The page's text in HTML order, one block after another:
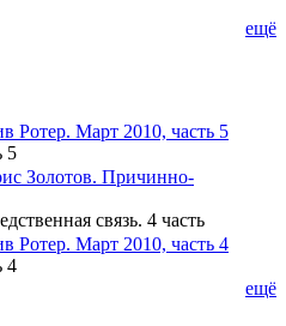
ещё
5
связь. 4 часть
4
ещё